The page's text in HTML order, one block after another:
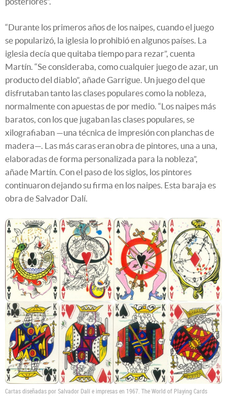
“Durante los primeros años de los naipes, cuando el juego
se popularizó, la iglesia lo prohibió en algunos países. La
iglesia decía que quitaba tiempo para rezar”, cuenta
Martín. “Se consideraba, como cualquier juego de azar, un
producto del diablo”, añade Garrigue. Un juego del que
disfrutaban tanto las clases populares como la nobleza,
normalmente con apuestas de por medio. “Los naipes más
baratos, con los que jugaban las clases populares, se
xilografiaban —una técnica de impresión con planchas de
madera—. Las más caras eran obra de pintores, una a una,
elaboradas de forma personalizada para la nobleza”,
añade Martín. Con el paso de los siglos, los pintores
continuaron dejando su firma en los naipes. Esta baraja es
obra de Salvador Dalí.
Cartas diseñadas por Salvador Dalí e impresas en 1967. The World of Playing Cards